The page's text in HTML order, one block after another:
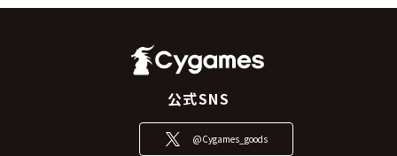
公式SNS
@Cygames_goods